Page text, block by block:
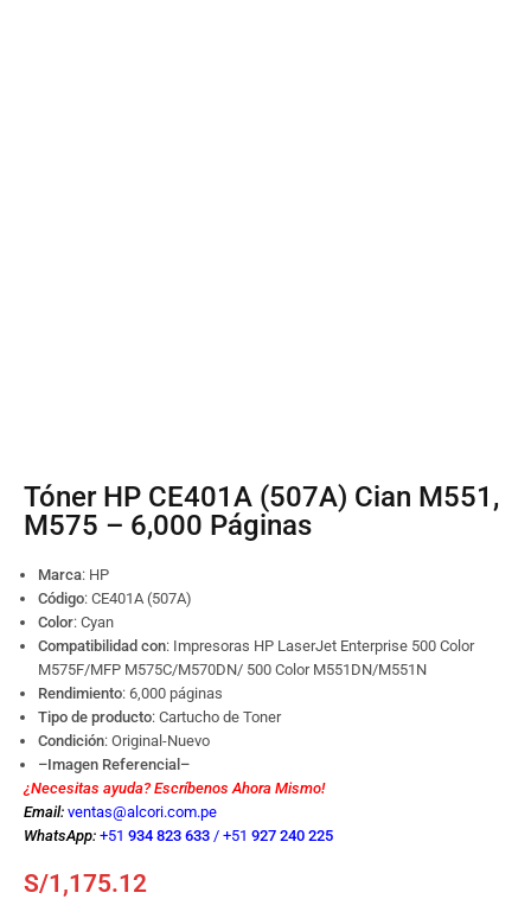
Tóner HP CE401A (507A) Cian M551,
M575 – 6,000 Páginas
Marca: HP
Código: CE401A (507A)
Color: Cyan
Compatibilidad con: Impresoras HP LaserJet Enterprise 500 Color
M575F/MFP M575C/M570DN/ 500 Color M551DN/M551N
Rendimiento: 6,000 páginas
Tipo de producto: Cartucho de Toner
Condición: Original-Nuevo
–Imagen Referencial–
¿Necesitas ayuda? Escríbenos Ahora Mismo!
Email: ventas@alcori.com.pe
WhatsApp: +51 934 823 633 / +51 927 240 225
S/1,175.12